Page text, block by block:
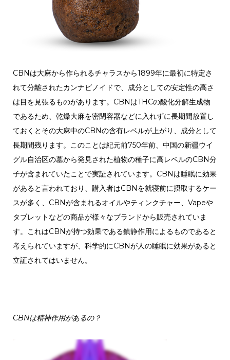
CBNは大麻から作られるチャラスから1899年に最初に特定さ
れて分離されたカンナビノイドで、成分としての安定性の高さ
は目を見張るものがあります。CBNはTHCの酸化分解生成物
であるため、乾燥大麻を密閉容器などに入れずに長期間放置し
ておくとその大麻中のCBNの含有レベルが上がり、成分として
長期間残ります。このことは紀元前750年前、中国の新疆ウイ
グル自治区の墓から発見された植物の種子に高レベルのCBN分
子が含まれていたことで実証されています。 CBNは睡眠に効果
があると言われており、購入者はCBNを就寝前に摂取するケー
スが多く、CBNが含まれるオイルやティンクチャー、Vapeや
タブレットなどの商品が様々なブランドから販売されていま
す。これはCBNが持つ効果である鎮静作用によるものであると
考えられていますが、科学的にCBNが人の睡眠に効果があると
立証されてはいません。
CBNは精神作用があるの？